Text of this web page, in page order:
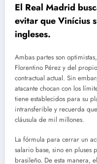
El Real Madrid
evitar que Vinícius
ingleses.
Ambas partes son
Florentino Pérez y del
contractual actual. Sin
atacante chocan con los
tiene establecidos para su
intransferible y recuerda
cláusula de mil millones.
La fórmula para cerrar un
salario base, sino en pluses
brasileño. De esta manera,